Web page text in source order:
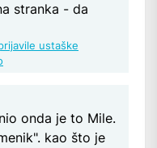
stranka - da
ustaške
onda je to Mile.
kao što je